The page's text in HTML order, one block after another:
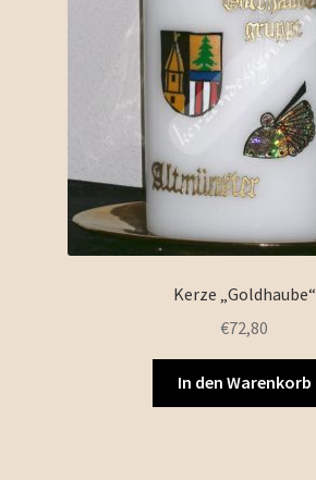
Kerze „Goldhaube“
€72,80
In den Warenkorb